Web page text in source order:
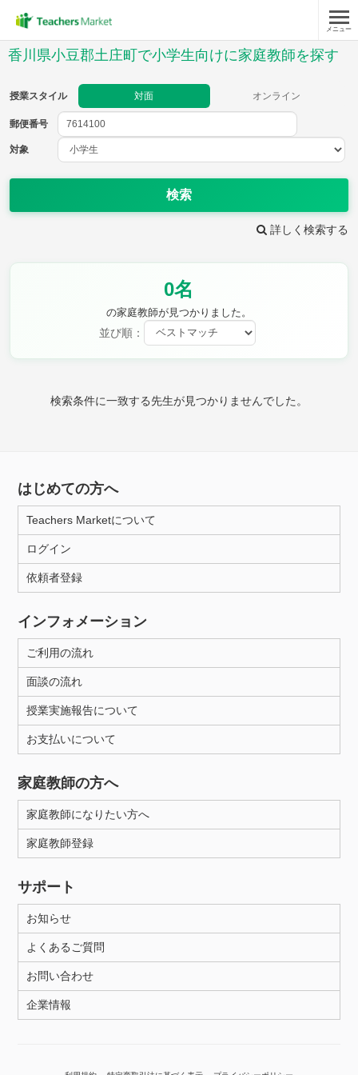
メニュー
香川県小豆郡土庄町で小学生向けに家庭教師を探す
授業スタイル 対面 オンライン
郵便番号
対象
検索
詳しく検索する
0名
の家庭教師が見つかりました。
並び順：
検索条件に一致する先生が見つかりませんでした。
郵便番号
教科
理科
保健・体育 図画工作 書写
月曜日 火曜日
所属大学
距離：15km以内
年齢：18-101歳
はじめての方へ
Teachers Marketについて
ログイン
依頼者登録
インフォメーション
ご利用の流れ
面談の流れ
授業実施報告について
お支払いについて
家庭教師の方へ
家庭教師になりたい方へ
家庭教師登録
サポート
お知らせ
よくあるご質問
お問い合わせ
企業情報